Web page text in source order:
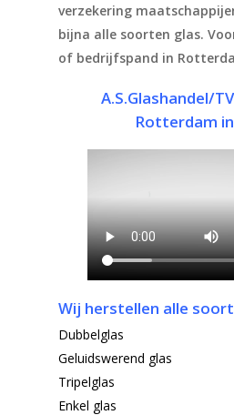
verzekering
bijna alle soorten glas.
of bedrijfspand in
A.S.Glashandel/
Rotterdam
Wij herstellen alle
Dubbelglas
Geluidswerend glas
Tripelglas
Enkel glas